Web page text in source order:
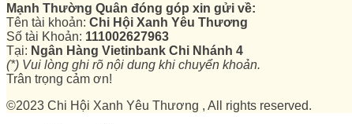
Mạnh Thường Quân đóng góp xin gửi về:
Tên tài khoản: Chi Hội Xanh Yêu Thương
Số tài Khoản: 111002627963
Tại: Ngân Hàng Vietinbank Chi Nhánh 4
(*) Vui lòng ghi rõ nội dung khi chuyển khoản.
Trân trọng cảm ơn!
©2023 Chi Hội Xanh Yêu Thương , All rights reserved.